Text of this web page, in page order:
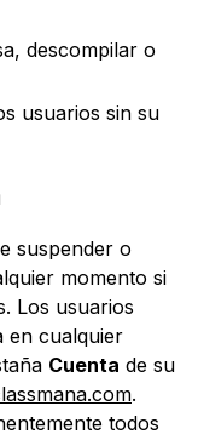
descompilar o
usuarios sin su
suspender o
momento si
Los usuarios
en cualquier
Cuenta de su
.
todos